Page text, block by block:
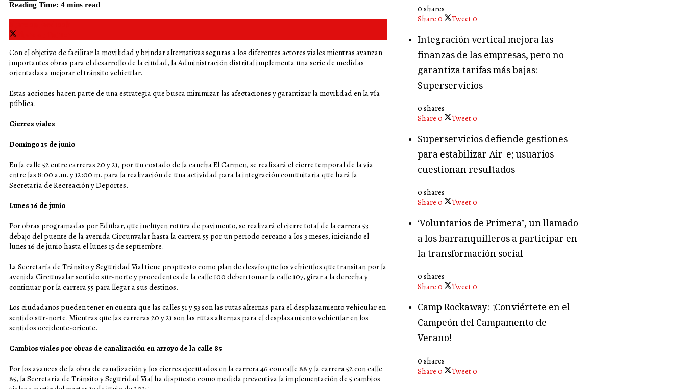
Reading Time: 4 mins read
Con el objetivo de facilitar la movilidad y brindar alternativas seguras a los diferentes actores viales mientras avanzan
importantes obras para el desarrollo de la ciudad, la Administración distrital implementa una serie de medidas
orientadas a mejorar el tránsito vehicular.
Estas acciones hacen parte de una estrategia que busca minimizar las afectaciones y garantizar la movilidad en la vía
pública.
Cierres viales
Domingo 15 de junio
En la calle 52 entre carreras 20 y 21, por un costado de la cancha El Carmen, se realizará el cierre temporal de la vía
entre las 8:00 a.m. y 12:00 m. para la realización de una actividad para la integración comunitaria que hará la
Secretaría de Recreación y Deportes.
Lunes 16 de junio
Por obras programadas por Edubar, que incluyen rotura de pavimento, se realizará el cierre total de la carrera 53
debajo del puente de la avenida Circunvalar hasta la carrera 55 por un periodo cercano a los 3 meses, iniciando el
lunes 16 de junio hasta el lunes 15 de septiembre.
La Secretaría de Tránsito y Seguridad Vial tiene propuesto como plan de desvío que los vehículos que transitan por la
avenida Circunvalar sentido sur-norte y procedentes de la calle 100 deben tomar la calle 107, girar a la derecha y
continuar por la carrera 55 para llegar a sus destinos.
Los ciudadanos pueden tener en cuenta que las calles 51 y 53 son las rutas alternas para el desplazamiento vehicular en
sentido sur-norte. Mientras que las carreras 20 y 21 son las rutas alternas para el desplazamiento vehicular en los
sentidos occidente-oriente.
Cambios viales por obras de canalización en arroyo de la calle 85
Por los avances de la obra de canalización y los cierres ejecutados en la carrera 46 con calle 88 y la carrera 52 con calle
85, la Secretaría de Tránsito y Seguridad Vial ha dispuesto como medida preventiva la implementación de 5 cambios
0 shares
Share 0 Tweet0
Integración vertical mejora las
finanzas de las empresas, pero no
garantiza tarifas más bajas:
Superservicios
0 shares
Share 0 Tweet0
Superservicios defiende gestiones
para estabilizar Air-e; usuarios
cuestionan resultados
0 shares
Share 0 Tweet0
‘Voluntarios de Primera’, un llamado
a los barranquilleros a participar en
la transformación social
0 shares
Share 0 Tweet0
Camp Rockaway: ¡Conviértete en el
Campeón del Campamento de
Verano!
0 shares
Share 0 Tweet0